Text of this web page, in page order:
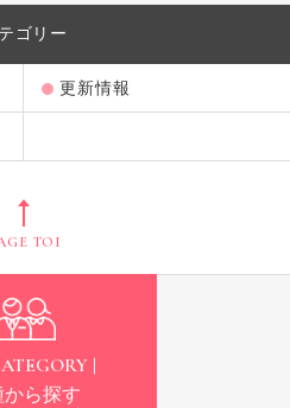
ゴリー
更新情報
|
ら探す
TOP